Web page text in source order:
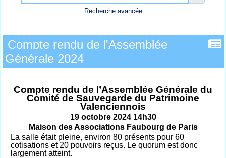
Recherche avancée
Compte rendu de l'Assemblée
Générale 2024
Compte rendu de l’Assemblée Générale du
Comité de Sauvegarde du Patrimoine
Valenciennois
19 octobre 2024 14h30
Maison des Associations Faubourg de Paris
La salle était pleine, environ 80 présents pour 60
cotisations et 20 pouvoirs reçus. Le quorum est donc
largement atteint.